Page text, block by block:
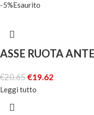
-5%Esaurito
ASSE RUOTA
€20.65€19.62
Leggi tutto